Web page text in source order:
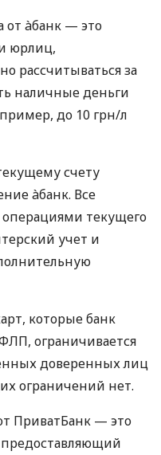
от àбанк — это
юрлиц,
рассчитываться за
наличные деньги
до 10 грн/л
счету
àбанк. Все
операциями текущего
учет и
которые банк
ограничивается
доверенных лиц
ограничений нет.
ПриватБанк — это